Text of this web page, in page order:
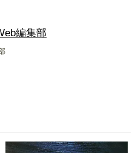
編集部